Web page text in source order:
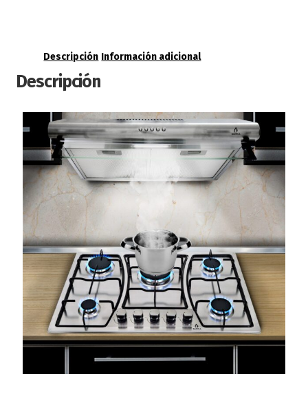
Descripción Información adicional
Descripción